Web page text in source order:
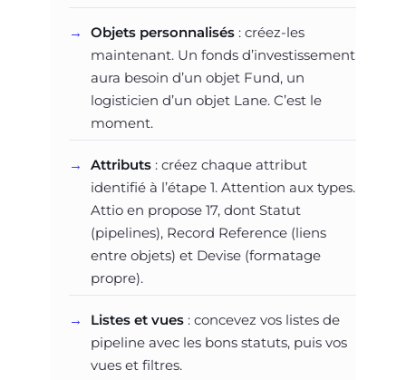
Objets personnalisés: créez-les
maintenant. Un fonds d’investissement
aura besoin d’un objet Fund, un
logisticien d’un objet Lane. C’est le
moment.
Attributs: créez chaque attribut
identifié à l’étape 1. Attention aux types.
Attio en propose 17, dont Statut
(pipelines), Record Reference (liens
entre objets) et Devise (formatage
propre).
Listes et vues: concevez vos listes de
pipeline avec les bons statuts, puis vos
vues et filtres.